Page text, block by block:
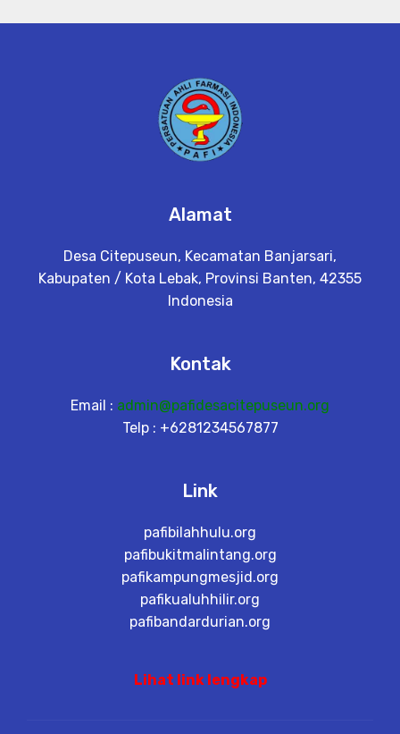
Alamat
Desa Citepuseun, Kecamatan Banjarsari,
Kabupaten / Kota Lebak, Provinsi Banten, 42355
Indonesia
Kontak
Email : admin@pafidesacitepuseun.org
Telp : +6281234567877
Link
pafibilahhulu.org
pafibukitmalintang.org
pafikampungmesjid.org
pafikualuhhilir.org
pafibandardurian.org
Lihat link lengkap